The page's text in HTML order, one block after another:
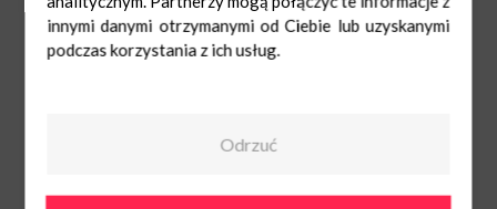
innymi danymi otrzymanymi od Ciebie lub uzyskanymi
podczas korzystania z ich usług.
Odrzuć